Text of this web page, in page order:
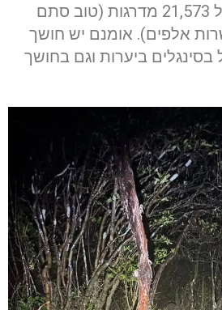
במדרגות. יש במסלול 21,573 מדרגות (טוב סתם
אלפים). אומנם יש חושך
ביערות וגם בחושך